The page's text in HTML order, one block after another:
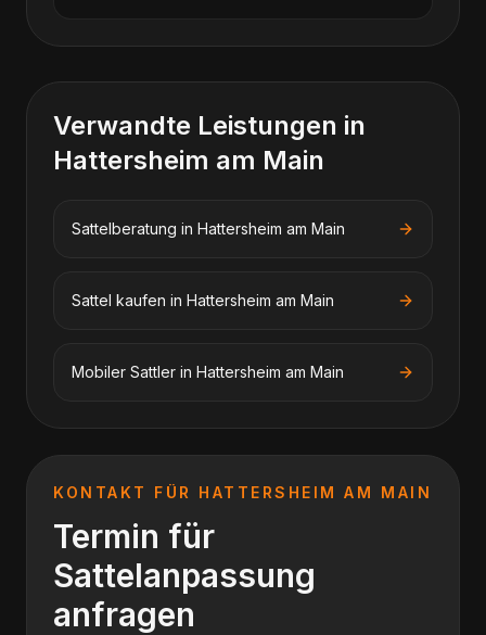
Verwandte Leistungen in
Hattersheim am Main
Sattelberatung in Hattersheim am Main
Sattel kaufen in Hattersheim am Main
Mobiler Sattler in Hattersheim am Main
KONTAKT FÜR HATTERSHEIM AM MAIN
Termin für
Sattelanpassung
anfragen